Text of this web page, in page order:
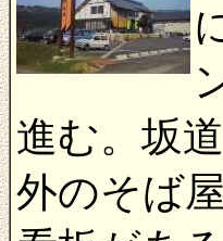
進む。坂
外のそば